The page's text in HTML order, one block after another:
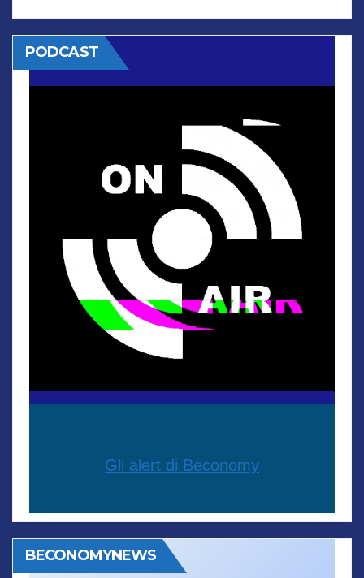
PODCAST
Gli alert di Beconomy
BECONOMYNEWS